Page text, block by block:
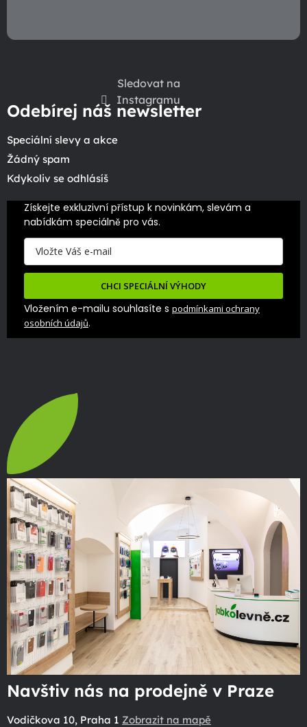
Sledovat na
Instagramu
Odebírej náš newsletter
Speciální slevy a akce
Žádný spam
Kdykoliv se odhlásíš
Získejte exkluzivní přístup k novinkám, slevám a
nabídkám speciálně pro vás.
CHCI SPECIÁLNÍ VÝHODY
Vložením e-mailu souhlasíte s podmínkami ochrany
osobních údajů.
Navštiv nás na prodejně v Praze
Vodičkova 10, Praha 1 Zobrazit na mapě